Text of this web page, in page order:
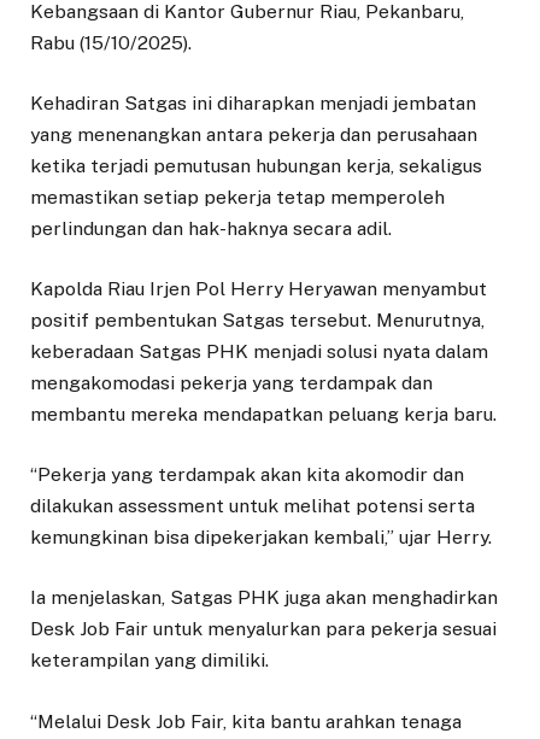
Kebangsaan di Kantor Gubernur Riau, Pekanbaru,
Rabu (15/10/2025).
Kehadiran Satgas ini diharapkan menjadi jembatan
yang menenangkan antara pekerja dan perusahaan
ketika terjadi pemutusan hubungan kerja, sekaligus
memastikan setiap pekerja tetap memperoleh
perlindungan dan hak-haknya secara adil.
Kapolda Riau Irjen Pol Herry Heryawan menyambut
positif pembentukan Satgas tersebut. Menurutnya,
keberadaan Satgas PHK menjadi solusi nyata dalam
mengakomodasi pekerja yang terdampak dan
membantu mereka mendapatkan peluang kerja baru.
“Pekerja yang terdampak akan kita akomodir dan
dilakukan assessment untuk melihat potensi serta
kemungkinan bisa dipekerjakan kembali,” ujar Herry.
Ia menjelaskan, Satgas PHK juga akan menghadirkan
Desk Job Fair untuk menyalurkan para pekerja sesuai
keterampilan yang dimiliki.
“Melalui Desk Job Fair, kita bantu arahkan tenaga